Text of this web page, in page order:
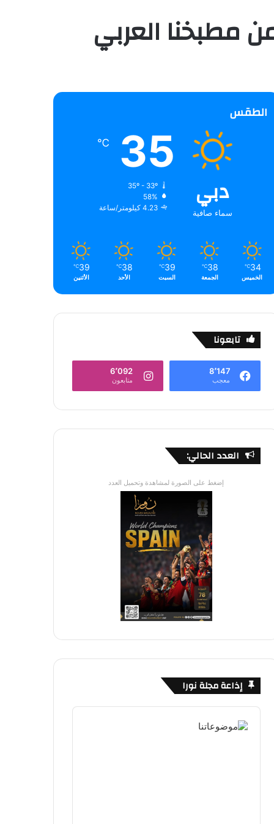
مطبخنا العربي
الطقس
دبي
سماء صافية
35
℃
35º - 33º
58%
4.23 كيلومتر/ساعة
34
℃
الخميس
38
℃
الجمعة
39
℃
السبت
38
℃
الأحد
39
℃
الأثنين
تابعونا
8٬147
معجب
6٬092
متابعون
العدد الحالي:
إضغط على الصورة لمشاهدة وتحميل العدد
إذاعة مجلة نورا
Audio
Player